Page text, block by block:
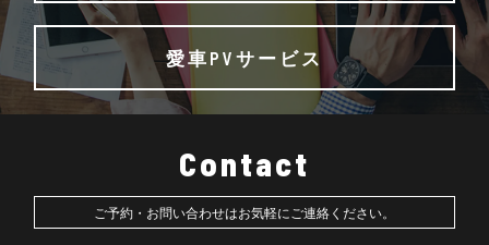
愛車PVサービス
Contact
ご予約・お問い合わせはお気軽にご連絡ください。